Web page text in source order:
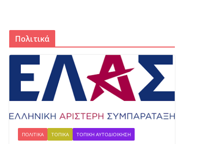
6 Αυγούστου, 2026
Ο Φωκικός
παρουσιάζει την
Παρασκευή τη νέα του
εμφάνιση στην
Πλατεία Κεχαγιά
Πολιτικά
ΠΟΛΙΤΙΚΆ ΤΟΠΙΚΆ ΤΟΠΙΚΉ ΑΥΤΟΔΙΟΊΚΗΣΗ